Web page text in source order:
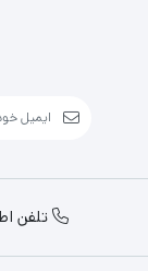
تلفن